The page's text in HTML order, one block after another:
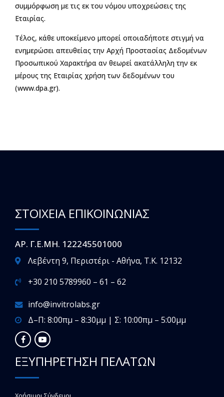
συμμόρφωση με τις εκ του νόμου υποχρεώσεις της
Εταιρίας.
Τέλος, κάθε υποκείμενο μπορεί οποιαδήποτε στιγμή να
ενημερώσει απευθείας την Αρχή Προστασίας Δεδομένων
Προσωπικού Χαρακτήρα αν θεωρεί ακατάλληλη την εκ
μέρους της Εταιρίας χρήση των δεδομένων του
(www.dpa.gr).
ΣΤΟΙΧΕΙΑ ΕΠΙΚΟΙΝΩΝΙΑΣ
ΑΡ. Γ.Ε.ΜΗ. 122245501000
Λεβέντη 9, Περιστέρι - Αθήνα, T.K. 12132
+30 210 5789960 – 61 – 62
info@invitrolabs.gr
Δ–Π: 8:00πμ – 8:30μμ | Σ: 10:00πμ – 5:00μμ
ΕΞΥΠΗΡΕΤΗΣΗ ΠΕΛΑΤΩΝ